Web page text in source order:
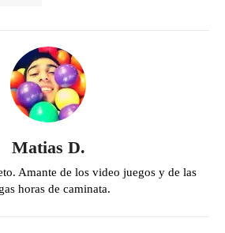
Matias D.
Amante de los video juegos y de las
horas de caminata.